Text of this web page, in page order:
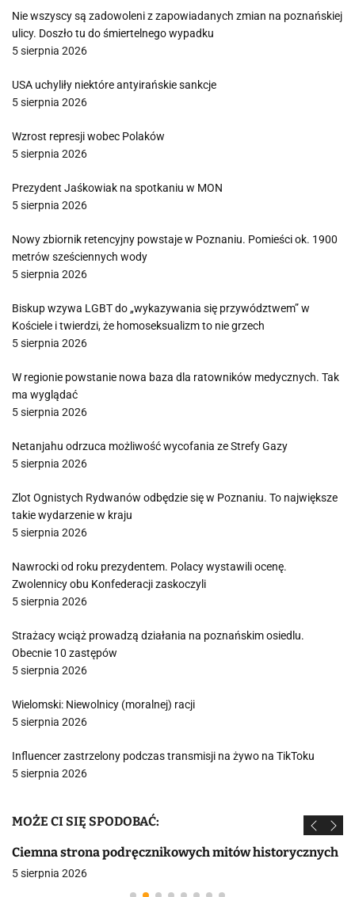
Nie wszyscy są zadowoleni z zapowiadanych zmian na poznańskiej
ulicy. Doszło tu do śmiertelnego wypadku
5 sierpnia 2026
USA uchyliły niektóre antyirańskie sankcje
5 sierpnia 2026
Wzrost represji wobec Polaków
5 sierpnia 2026
Prezydent Jaśkowiak na spotkaniu w MON
5 sierpnia 2026
Nowy zbiornik retencyjny powstaje w Poznaniu. Pomieści ok. 1900
metrów sześciennych wody
5 sierpnia 2026
Biskup wzywa LGBT do „wykazywania się przywództwem” w
Kościele i twierdzi, że homoseksualizm to nie grzech
5 sierpnia 2026
W regionie powstanie nowa baza dla ratowników medycznych. Tak
ma wyglądać
5 sierpnia 2026
Netanjahu odrzuca możliwość wycofania ze Strefy Gazy
5 sierpnia 2026
Zlot Ognistych Rydwanów odbędzie się w Poznaniu. To największe
takie wydarzenie w kraju
5 sierpnia 2026
Nawrocki od roku prezydentem. Polacy wystawili ocenę.
Zwolennicy obu Konfederacji zaskoczyli
5 sierpnia 2026
Strażacy wciąż prowadzą działania na poznańskim osiedlu.
Obecnie 10 zastępów
5 sierpnia 2026
Wielomski: Niewolnicy (moralnej) racji
5 sierpnia 2026
Influencer zastrzelony podczas transmisji na żywo na TikToku
5 sierpnia 2026
MOŻE CI SIĘ SPODOBAĆ:
Ciemna strona podręcznikowych mitów historycznych
5 sierpnia 2026